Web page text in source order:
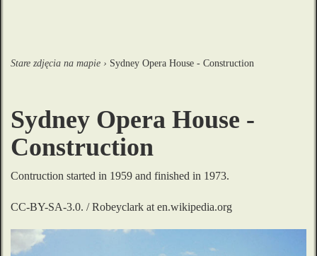
Stare zdjęcia na mapie › Sydney Opera House - Construction
Sydney Opera House -
Construction
Contruction started in 1959 and finished in 1973.
CC-BY-SA-3.0. / Robeyclark at en.wikipedia.org